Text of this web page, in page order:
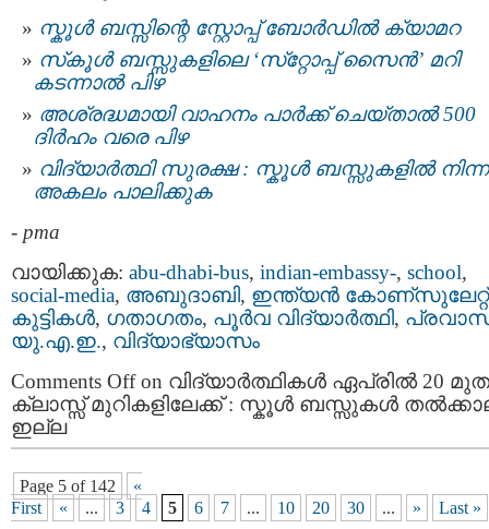
സ്കൂള്‍ ബസ്സിന്റെ സ്റ്റോപ്പ് ബോര്‍ഡില്‍ ക്യാമറ
സ്‌കൂൾ ബസ്സുകളിലെ ‘സ്‌റ്റോപ്പ് സൈന്‍’ മറി
കടന്നാല്‍ പിഴ
അശ്രദ്ധമായി വാഹനം പാര്‍ക്ക് ചെയ്താല്‍ 500
ദിര്‍ഹം വരെ പിഴ
വിദ്യാര്‍ത്ഥി സുരക്ഷ : സ്കൂള്‍ ബസ്സുകളില്‍
അകലം പാലിക്കുക
- pma
വായിക്കുക: abu-dhabi-bus, indian-embassy-, school,
social-media, അബുദാബി, ഇന്ത്യന്‍ കോണ്സുലേറ്റ്
കുട്ടികള്‍, ഗതാഗതം, പൂര്‍വ വിദ്യാര്‍ത്ഥി,
യു.എ.ഇ., വിദ്യാഭ്യാസം
Comments Offon വിദ്യാർത്ഥികൾ ഏപ്രിൽ 20
ക്ലാസ്സ്‌ മുറികളിലേക്ക് : സ്കൂള്‍ ബസ്സുകള്‍
ഇല്ല
Page 5 of 142
«
First
« ... 3 4 5 6 7 ... 10 20 30 ... » Last »